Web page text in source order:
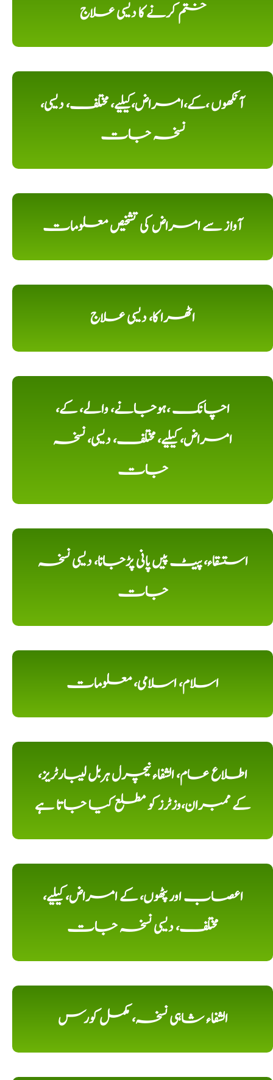
ختم کرنے کا دیسی علاج
آنکھوں ،کے،امراض،کیلیے، مختلف، دیسی،
نسخہ جات
آواز سے امراض کی تشخیص معلومات
اٹھرا کا، دیسی علاج
اچانک ،ہوجانے، والے، کے،
امراض، کیلیے، مختلف، دیسی، نسخہ
جات
استسقاء، پیٹ پیں پانی پڑجانا، دیسی نسخہ
جات
اسلام، اسلامی، معلومات
اطلاع عام، الشفاء نیچرل ہربل لیبارٹریز،
کے ممبران،وزٹرز کو مطلع کیا جاتا ہے
اعصاب اور پٹھوں، کے امراض، کیلیے،
مختلف، دیسی نسخہ جات
الشفاء شاہی نسخہ، مکمل کورس